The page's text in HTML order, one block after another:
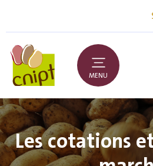
MENU
Les cotations